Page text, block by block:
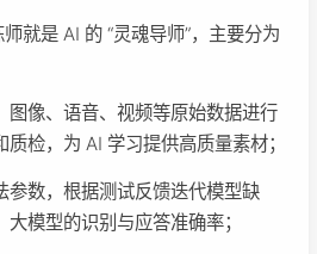
就是 AI 的 “灵魂导师”，主要分为
图像、语音、视频等原始数据进行
检，为 AI 学习提供高质量素材；
参数，根据测试反馈迭代模型缺
大模型的识别与应答准确率；